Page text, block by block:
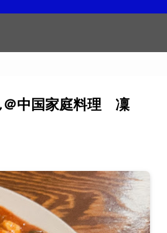
＠中国家庭料理 凜